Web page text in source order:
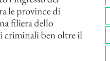
le province di
filiera dello
criminali ben oltre il